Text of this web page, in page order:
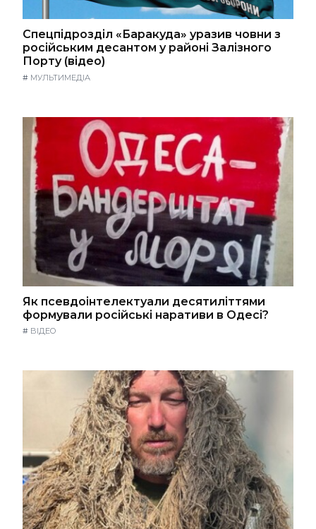
Спецпідрозділ «Баракуда» уразив човни з
російським десантом у районі Залізного
Порту (відео)
# МУЛЬТИМЕДІА
Як псевдоінтелектуали десятиліттями
формували російські наративи в Одесі?
# ВІДЕО